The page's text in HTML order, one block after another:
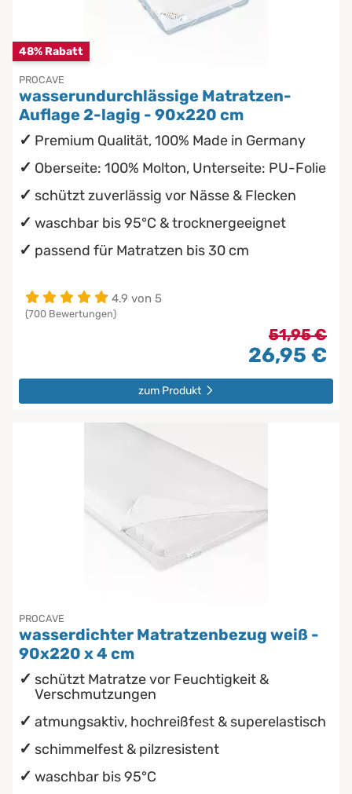
48% Rabatt
PROCAVE
wasserundurchlässige Matratzen-
Auflage 2-lagig - 90x220 cm
Premium Qualität, 100% Made in Germany
Oberseite: 100% Molton, Unterseite: PU-Folie
schützt zuverlässig vor Nässe & Flecken
waschbar bis 95°C & trocknergeeignet
passend für Matratzen bis 30 cm
4.9 von 5
(700 Bewertungen)
51,95 €
26,95 €
zum Produkt
PROCAVE
wasserdichter Matratzenbezug weiß -
90x220 x 4 cm
schützt Matratze vor Feuchtigkeit &
Verschmutzungen
atmungsaktiv, hochreißfest & superelastisch
schimmelfest & pilzresistent
waschbar bis 95°C
Pflegematratzen
Matratzen nach Maß
Die beste Schlafposition finden
Die besten Sommerbettdecken
Die richtige Matratze kaufen